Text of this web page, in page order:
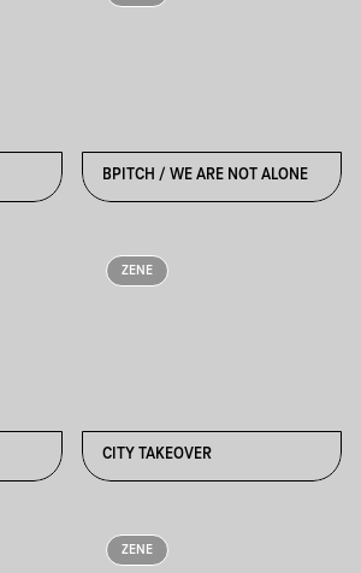
BPITCH / WE ARE NOT ALONE
ZENE
CITY TAKEOVER
ZENE